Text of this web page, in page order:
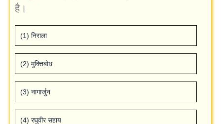
है।
(1) निराला
(2) मुक्तिबोध
(3) नागार्जुन
(4) रघुवीर सहाय